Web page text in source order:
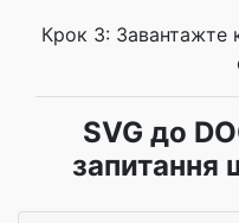
Крок 3: Завантажте
SVG до
запитання